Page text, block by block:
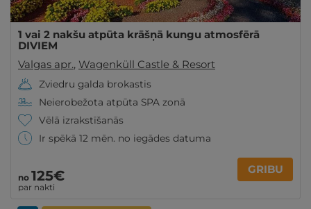
1 vai 2 nakšu atpūta krāšņā kungu atmosfērā
DIVIEM
Valgas apr., Wagenküll Castle & Resort
Zviedru galda brokastis
Neierobežota atpūta SPA zonā
Vēlā izrakstīšanās
Ir spēkā 12 mēn. no iegādes datuma
no 125€
par nakti
GRIBU